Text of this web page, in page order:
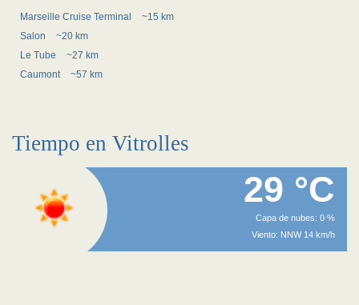
Marseille Cruise Terminal
~15 km
Salon
~20 km
Le Tube
~27 km
Caumont
~57 km
Tiempo en Vitrolles
29 °C
Capa de nubes: 0 %
Viento: NNW 14 km/h